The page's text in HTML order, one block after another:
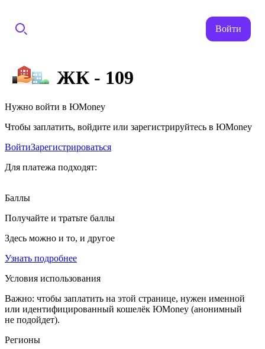
Войти
ЖК - 109
Нужно войти в ЮMoney
Чтобы заплатить, войдите или зарегистрируйтесь в ЮMoney
ВойтиЗарегистрироваться
Для платежа подходят:
Баллы
Получайте и тратьте баллы
Здесь можно и то, и другое
Узнать подробнее
Условия использования
Важно: чтобы заплатить на этой странице, нужен именной
или идентифицированный кошелёк ЮMoney (анонимный
не подойдет).
Регионы